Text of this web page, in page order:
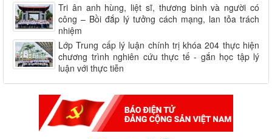
Tri ân anh hùng, liệt sĩ, thương binh và người có
công – Bồi đắp lý tưởng cách mạng, lan tỏa trách
nhiệm
Lớp Trung cấp lý luận chính trị khóa 204 thực hiện
chương trình nghiên cứu thực tế - gắn học tập lý
luận với thực tiễn